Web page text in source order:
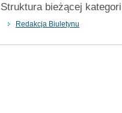
Struktura bieżącej
Redakcja Biuletynu